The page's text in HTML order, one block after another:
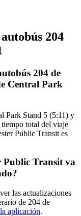
204
204 de
Central Park
Park Stand 5 (5:11) y
total del viaje
Public Transit es
Public Transit va
las actualizaciones
de 204 de
aplicación.